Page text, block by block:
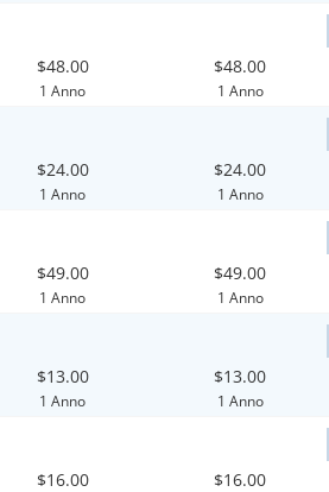
$48.00
1 Anno
$48.00
1 Anno
$24.00
1 Anno
$24.00
1 Anno
$49.00
1 Anno
$49.00
1 Anno
$13.00
1 Anno
$13.00
1 Anno
$16.00 $16.00